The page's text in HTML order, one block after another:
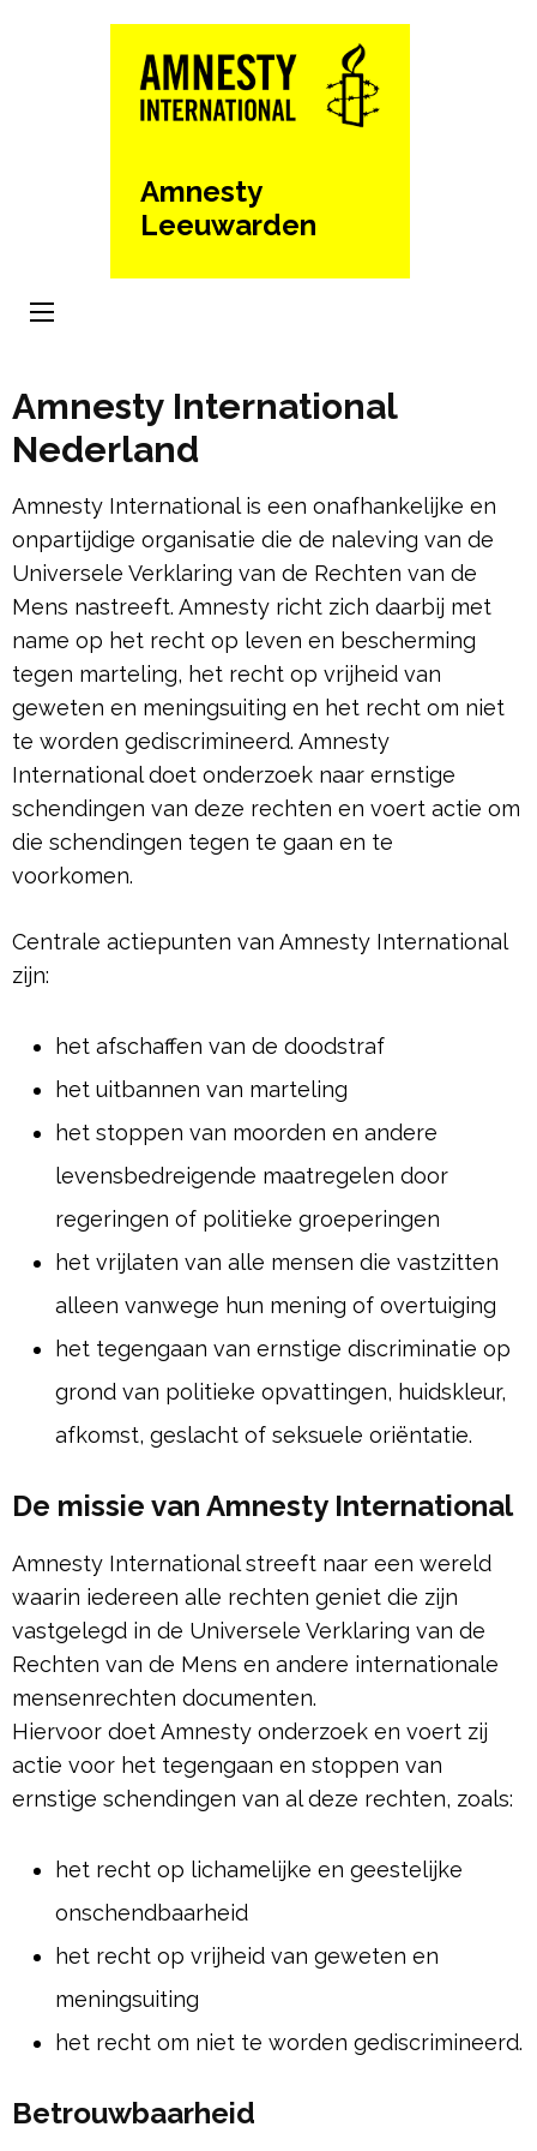
Amnesty
Leeuwarden
Amnesty International
Nederland
Amnesty International is een onafhankelijke en
onpartijdige organisatie die de naleving van de
Universele Verklaring van de Rechten van de
Mens nastreeft. Amnesty richt zich daarbij met
name op het recht op leven en bescherming
tegen marteling, het recht op vrijheid van
geweten en meningsuiting en het recht om niet
te worden gediscrimineerd. Amnesty
International doet onderzoek naar ernstige
schendingen van deze rechten en voert actie om
die schendingen tegen te gaan en te
voorkomen.
Centrale actiepunten van Amnesty International
zijn:
het afschaffen van de doodstraf
het uitbannen van marteling
het stoppen van moorden en andere
levensbedreigende maatregelen door
regeringen of politieke groeperingen
het vrijlaten van alle mensen die vastzitten
alleen vanwege hun mening of overtuiging
het tegengaan van ernstige discriminatie op
grond van politieke opvattingen, huidskleur,
afkomst, geslacht of seksuele oriëntatie.
De missie van Amnesty International
Amnesty International streeft naar een wereld
waarin iedereen alle rechten geniet die zijn
vastgelegd in de Universele Verklaring van de
Rechten van de Mens en andere internationale
mensenrechten documenten.
Hiervoor doet Amnesty onderzoek en voert zij
actie voor het tegengaan en stoppen van
ernstige schendingen van al deze rechten, zoals:
het recht op lichamelijke en geestelijke
onschendbaarheid
het recht op vrijheid van geweten en
meningsuiting
het recht om niet te worden gediscrimineerd.
Betrouwbaarheid